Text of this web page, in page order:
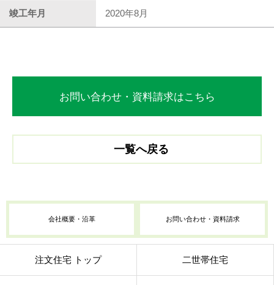
竣工年月 2020年8月
お問い合わせ・資料請求はこちら
一覧へ戻る
会社概要・沿革 お問い合わせ・資料請求
注文住宅 トップ 二世帯住宅